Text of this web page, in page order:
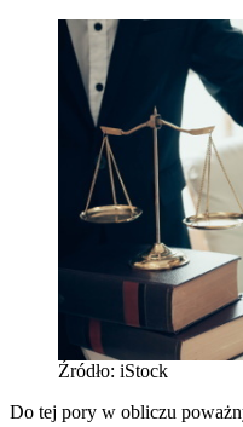
Źródło: iStock
Do tej pory w obliczu